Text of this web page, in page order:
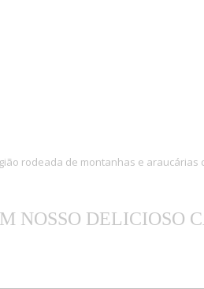
rodeada de montanhas e araucárias
NOSSO DELICIOSO